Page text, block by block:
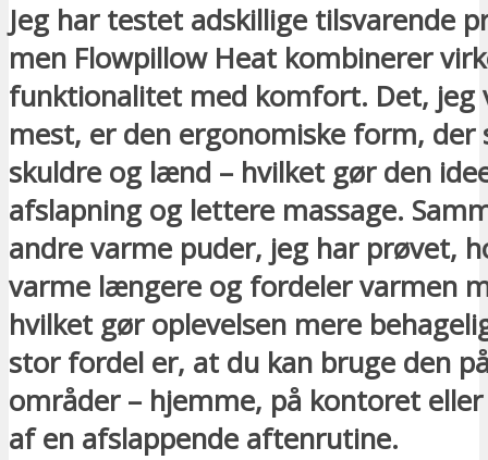
Jeg har testet adskillige tilsvarende
men Flowpillow Heat kombinerer
funktionalitet med komfort. Det,
mest, er den ergonomiske form, der
skuldre og lænd – hvilket gør den
afslapning og lettere massage.
andre varme puder, jeg har prøvet,
varme længere og fordeler varmen
hvilket gør oplevelsen mere
stor fordel er, at du kan bruge den
områder – hjemme, på kontoret
af en afslappende aftenrutine.